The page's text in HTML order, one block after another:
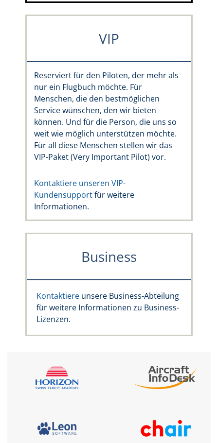
VIP
Reserviert für den Piloten, der mehr als
nur ein Flugbuch möchte. Für
Menschen, die den bestmöglichen
Service wünschen, den wir bieten
können. Und für die Person, die uns so
weit wie möglich unterstützen möchte.
Für all diese Menschen stellen wir das
VIP-Paket (Very Important Pilot) vor.
Kontaktiere unseren VIP-
Kundensupportfür weitere
Informationen.
Business
Kontaktiere unsere Business-Abteilung
für weitere Informationen zu Business-
Lizenzen.